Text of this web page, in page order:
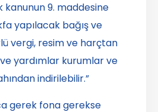
kanunun 9. maddesine
yapılacak bağış ve
vergi, resim ve harçtan
yardımlar kurumlar ve
indirilebilir.”
gerek fona gerekse